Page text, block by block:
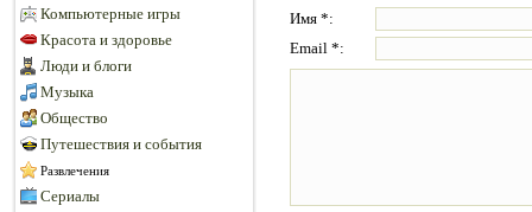
Компьютерные игры
Красота и здоровье
Люди и блоги
Музыка
Общество
Путешествия и события
Развлечения
Сериалы
Имя *:
Email *: